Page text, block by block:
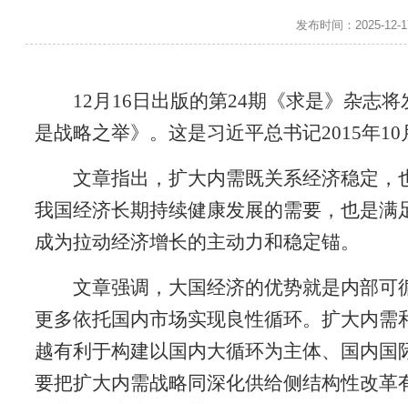
发布时间：2025-
12月16日出版的第24期《求是》杂志
是战略之举》。这是习近平总书记2015年
文章指出，扩大内需既关系经济稳定
我国经济长期持续健康发展的需要，也是
成为拉动经济增长的主动力和稳定锚。
文章强调，大国经济的优势就是内部
更多依托国内市场实现良性循环。扩大内
越有利于构建以国内大循环为主体、国内
要把扩大内需战略同深化供给侧结构性改